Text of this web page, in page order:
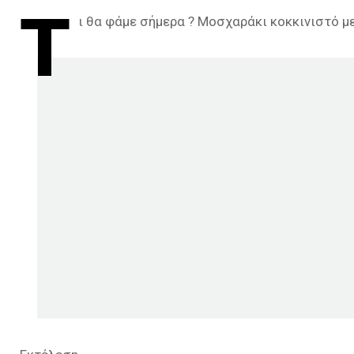
Τ ι θα φάμε σήμερα ? Μοσχαράκι κοκκινιστό